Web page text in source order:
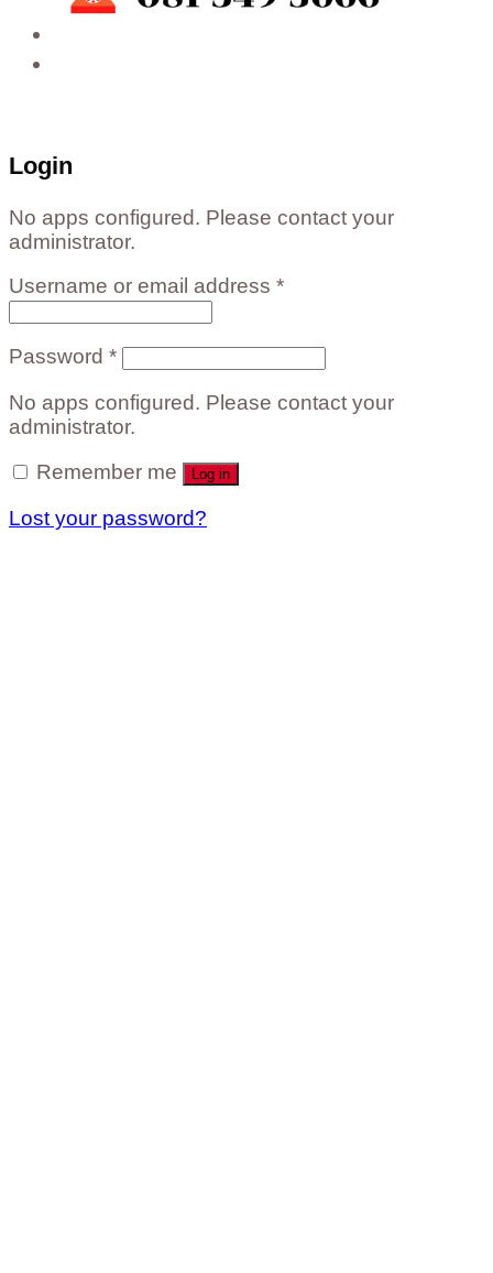
Login
No apps configured. Please contact your
administrator.
Username or email address *
Password *
No apps configured. Please contact your
administrator.
Remember me
Log in
Lost your password?